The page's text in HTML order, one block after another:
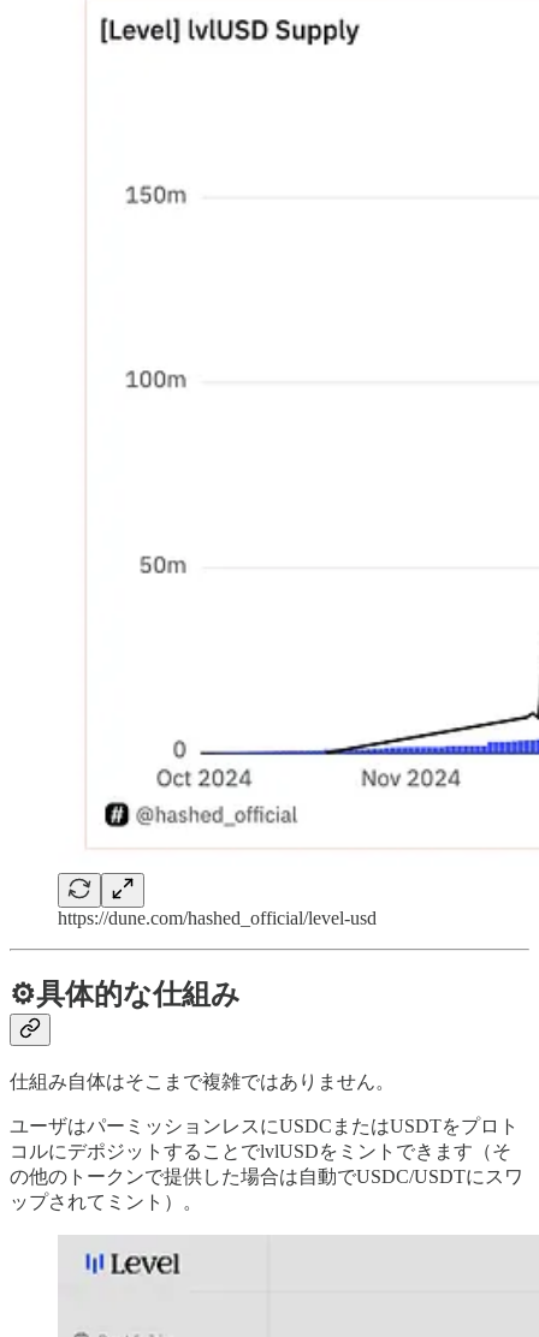
https://dune.com/hashed_official/level-usd
⚙️具体的な仕組み
仕組み自体はそこまで複雑ではありません。
ユーザはパーミッションレスにUSDCまたはUSDTをプロト
コルにデポジットすることでlvlUSDをミントできます（そ
の他のトークンで提供した場合は自動でUSDC/USDTにスワ
ップされてミント）。